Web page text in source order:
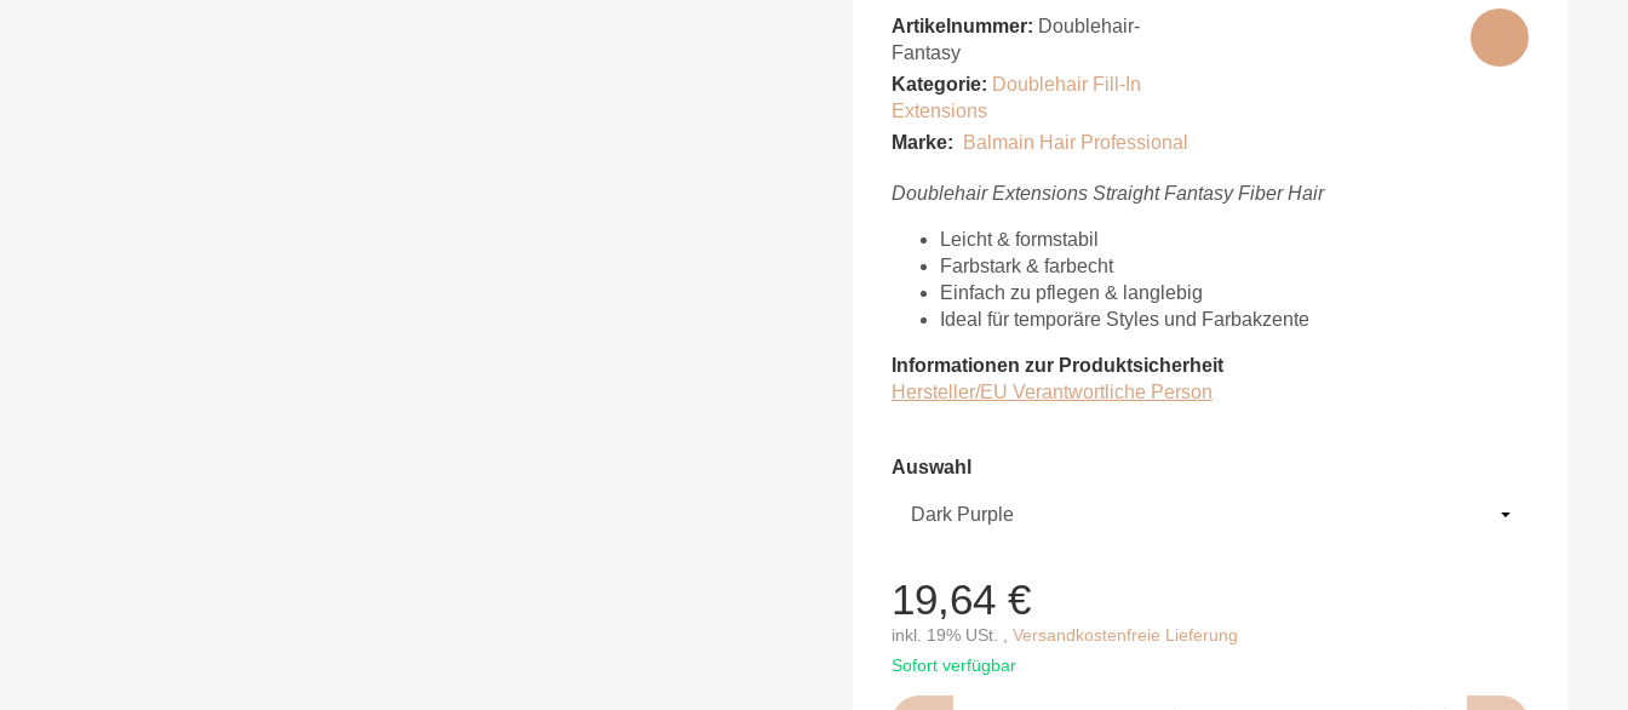
Artikelnummer: Doublehair-
Fantasy
Kategorie: Doublehair Fill-In
Extensions
Marke:
Balmain Hair Professional
Doublehair Extensions Straight Fantasy Fiber Hair
Leicht & formstabil
Farbstark & farbecht
Einfach zu pflegen & langlebig
Ideal für temporäre Styles und Farbakzente
Informationen zur Produktsicherheit
Hersteller/EU Verantwortliche Person
Auswahl
19,64 €
inkl. 19% USt. , Versandkostenfreie Lieferung
Sofort verfügbar